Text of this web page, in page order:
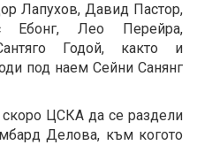
Лапухов, Давид Пастор,
Ебонг, Лео Перейра,
Годой, както и
под наем Сейни Санянг
ЦСКА да се раздели
Делова, към когото